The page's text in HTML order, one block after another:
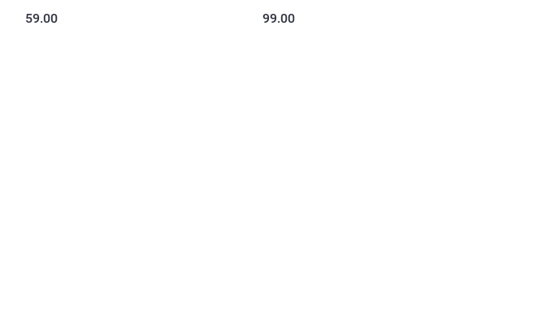
59.00
99.00